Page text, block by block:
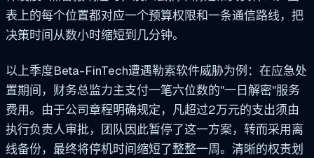
表上的每个位置都对应一个预算权限和一条通信路线，把
决策时间从数小时缩短到几分钟。
以上季度Beta-FinTech遭遇勒索软件威胁为例：在应急处
置期间，财务总监力主支付一笔六位数的"一日解密"服务
费用。由于公司章程明确规定，凡超过2万元的支出须由
执行负责人审批，团队因此暂停了这一方案，转而采用离
线备份，最终将停机时间缩短了整整一周。清晰的权责划